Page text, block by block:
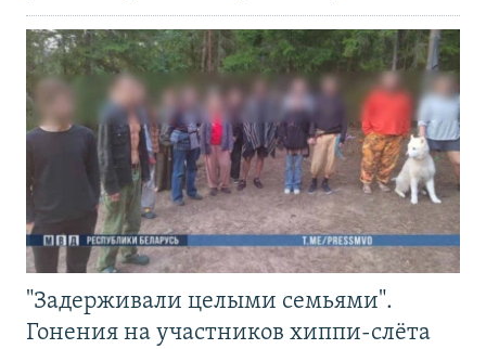
"Задерживали целыми семьями".
Гонения на участников хиппи-слёта